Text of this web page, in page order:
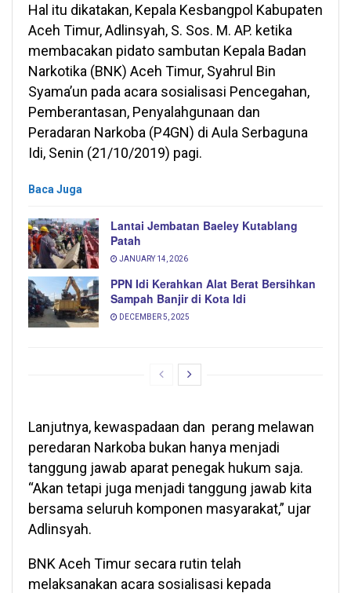
Hal itu dikatakan, Kepala Kesbangpol Kabupaten
Aceh Timur, Adlinsyah, S. Sos. M. AP. ketika
membacakan pidato sambutan Kepala Badan
Narkotika (BNK) Aceh Timur, Syahrul Bin
Syama’un pada acara sosialisasi Pencegahan,
Pemberantasan, Penyalahgunaan dan
Peradaran Narkoba (P4GN) di Aula Serbaguna
Idi, Senin (21/10/2019) pagi.
Baca Juga
Lantai Jembatan Baeley Kutablang
Patah
JANUARY 14, 2026
PPN Idi Kerahkan Alat Berat Bersihkan
Sampah Banjir di Kota Idi
DECEMBER 5, 2025
Lanjutnya, kewaspadaan dan perang melawan
peredaran Narkoba bukan hanya menjadi
tanggung jawab aparat penegak hukum saja.
“Akan tetapi juga menjadi tanggung jawab kita
bersama seluruh komponen masyarakat,” ujar
Adlinsyah.
BNK Aceh Timur secara rutin telah
melaksanakan acara sosialisasi kepada